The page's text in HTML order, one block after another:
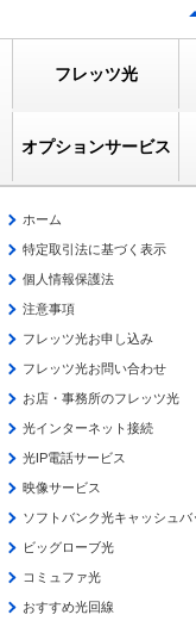
フレッツ光
オプションサービス
ホーム
特定取引法に基づく表示
個人情報保護法
注意事項
フレッツ光お申し込み
フレッツ光お問い合わせ
お店・事務所のフレッツ光
光インターネット接続
光IP電話サービス
映像サービス
ソフトバンク光キャッシュ
ビッグローブ光
コミュファ光
おすすめ光回線